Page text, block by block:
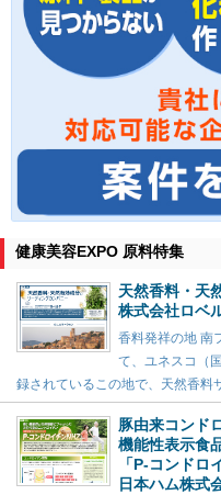
健康美容EXPO 原料特集
天然香料・天
株式会社ロベ
香料発祥の地 南
て、ユネスコ（
録されているこの地で、天然香料
豚由来コンド
機能性表示食
「P-コンドロ
日本ハム株式